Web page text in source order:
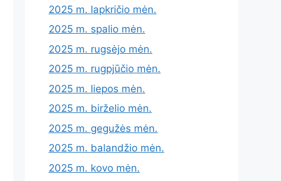
2025 m. lapkričio mėn.
2025 m. spalio mėn.
2025 m. rugsėjo mėn.
2025 m. rugpjūčio mėn.
2025 m. liepos mėn.
2025 m. birželio mėn.
2025 m. gegužės mėn.
2025 m. balandžio mėn.
2025 m. kovo mėn.